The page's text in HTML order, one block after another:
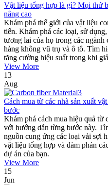
Vật liệu tổng hợp là gì? Mọi thứ
nâng cao
Khám phá thế giới của vật liệu
tiến. Khám phá các loại, sử
tương lai của họ trong các
hàng không vũ trụ và ô tô. Tìm
tăng cường hiệu suất trong khi
View More
13
Aug
Cách mua từ các nhà sản xuất
bước
Khám phá cách mua hiệu quả từ
với hướng dẫn từng bước này.
nguồn cung ứng các loại vải sợi
vật liệu tổng hợp và đàm phán
dự án của bạn.
View More
15
Jun